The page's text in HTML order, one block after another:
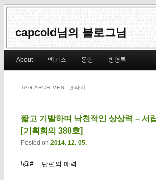
capcold님의 블로그님
Skip to primary content
Skip to secondary content
About 엑기스 몽땅 방명록
TAG ARCHIVES: 판타지
짧고 기발하며 낙천적인 상상력 – 서
[기획회의 380호]
Posted on 2014. 12. 05.
!@#… 단편의 매력.